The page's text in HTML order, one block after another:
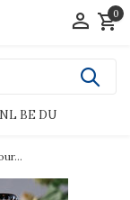
0
BE DU